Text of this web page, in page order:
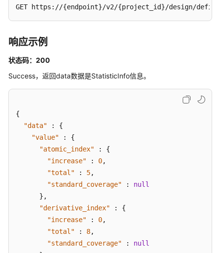
理
题
层
目
录
管
子
指
GET https://{endpoint}/v2/{project_id}/design/
响应示例
状态码：200
Success，返回data数据是StatisticInfo信息。
{
"data"
:
{
"value"
:
{
"atomic_index"
:
{
"increase"
: 0,
"total"
: 5,
"standard_coverage"
:
null
} ,
"derivative_index"
:
{
"increase"
: 0,
"total"
: 8,
"standard_coverage"
:
null